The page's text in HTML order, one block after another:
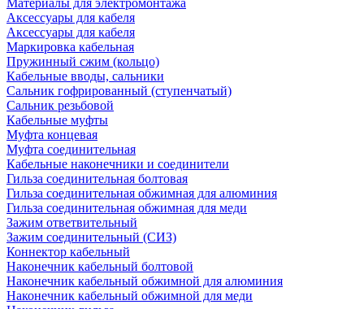
Материалы для электромонтажа
Аксессуары для кабеля
Аксессуары для кабеля
Маркировка кабельная
Пружинный сжим (кольцо)
Кабельные вводы, сальники
Сальник гофрированный (ступенчатый)
Сальник резьбовой
Кабельные муфты
Муфта концевая
Муфта соединительная
Кабельные наконечники и соединители
Гильза соединительная болтовая
Гильза соединительная обжимная для алюминия
Гильза соединительная обжимная для меди
Зажим ответвительный
Зажим соединительный (СИЗ)
Коннектор кабельный
Наконечник кабельный болтовой
Наконечник кабельный обжимной для алюминия
Наконечник кабельный обжимной для меди